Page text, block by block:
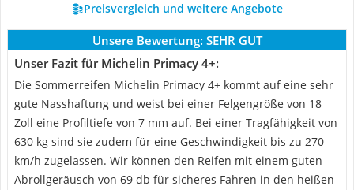
Preisvergleich und weitere Angebote
Unsere Bewertung: SEHR GUT
Unser Fazit für Michelin Primacy 4+:
Die Sommerreifen Michelin Primacy 4+ kommt auf eine sehr
gute Nasshaftung und weist bei einer Felgengröße von 18
Zoll eine Profiltiefe von 7 mm auf. Bei einer Tragfähigkeit von
630 kg sind sie zudem für eine Geschwindigkeit bis zu 270
km/h zugelassen. Wir können den Reifen mit einem guten
Abrollgeräusch von 69 db für sicheres Fahren in den heißen